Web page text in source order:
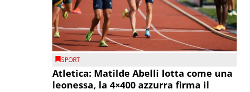
SPORT
Atletica: Matilde Abelli lotta come una
leonessa, la 4×400 azzurra firma il